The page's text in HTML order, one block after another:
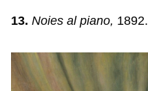
13. Noies al piano, 1892.